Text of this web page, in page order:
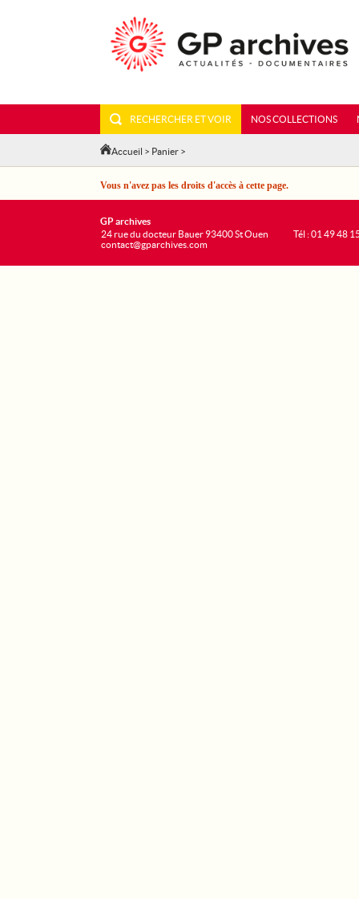
RECHERCHER ET VOIR NOS COLLECTIONS
Accueil > Panier >
Vous n'avez pas les droits d'accès à cette page.
GP archives
24 rue du docteur Bauer 93400 St Ouen
contact@gparchives.com
Tél : 01 49 48